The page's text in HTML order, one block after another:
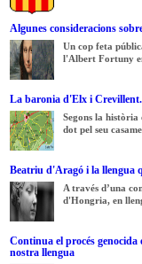
Algunes consideracions
Un cop feta
l'Albert Fortuny
La baronia d'Elx i
Segons la
dot pel seu
Beatriu d'Aragó i la llengua
A través d’una
d'Hongria, en
Continua el procés
nostra llengua